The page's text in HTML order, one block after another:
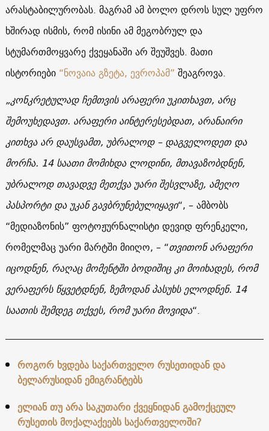
არასტაბილურობას. მაგრამ ამ ბოლო დროს სულ უფრო
ხშირად ისმის, რომ ისინი ამ მეგობრულ და
სტუმართმოყვარე ქვეყანაში არ შეუშვეს. მათი
ისტორიები “ნოვაია გზეტა, ევროპამ” შეაგროვა.
„კონკრეტულად ჩემთვის არაფერი უკითხავთ, არც
შემოუხედავთ. არაფერი აინტერესებდათ, არანაირი
კითხვა არ დაუსვამთ, უბრალოდ – დაგველოდეთ და
მორჩა. 14 საათი მომიხდა ლოდინი, მთავაზობდნენ,
უბრალოდ თავადვე მეთქვა უარი შესვლაზე, ამეღო
პასპორტი და უკან გავბრუნებულიყავი“, – ამბობს
“მედიაზონის” ფოტოჟურნალისტი დევიდ ფრენკელი,
რომელმაც უარი მარტში მიიღო, – “თვითონ არაფერი
იცოდნენ, რაღაც მომენტში ბოდიშიც კი მოიხადეს, რომ
ვერაფერს წყვეტდნენ, ზემოდან პასუხს ელოდნენ. 14
საათის შემდეგ თქვეს, რომ უარი მოვიდა“.
როგორ ხვდება საქართველო რუსეთიდან და
ბელარუსიდან ემიგრანტებს
ელიან თუ არა საკუთარი ქვეყნიდან გამოქცეულ
რუსეთის მოქალაქეებს საქართველოში?